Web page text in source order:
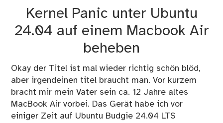
Kernel Panic unter Ubuntu
24.04 auf einem Macbook Air
beheben
Okay der Titel ist mal wieder richtig schön blöd,
aber irgendeinen titel braucht man. Vor kurzem
bracht mir mein Vater sein ca. 12 Jahre altes
MacBook Air vorbei. Das Gerät habe ich vor
einiger Zeit auf Ubuntu Budgie 24.04 LTS